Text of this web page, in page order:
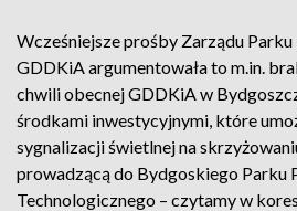
Wcześniejsze prośby Zarządu Parku
GDDKiA argumentowała to m.in.
chwili obecnej GDDKiA w
środkami inwestycyjnymi, które
sygnalizacji świetlnej na
prowadzącą do Bydgoskiego Parku
Technologicznego – czytamy w